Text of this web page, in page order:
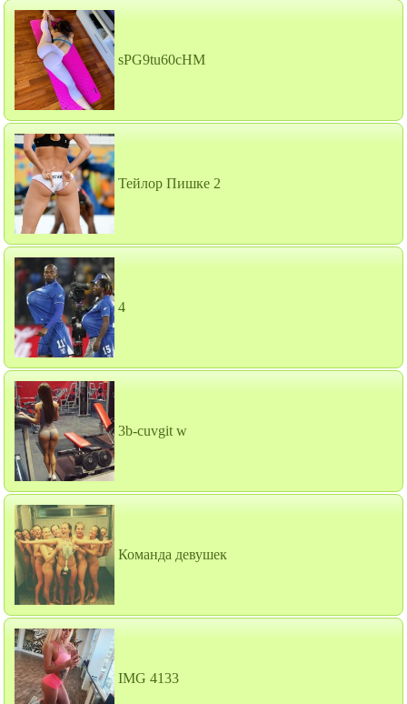
sPG9tu60cHM
Тейлор Пишке 2
4
3b-cuvgit w
Команда девушек
IMG 4133